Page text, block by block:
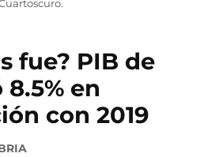
fue? PIB de
en
con 2019